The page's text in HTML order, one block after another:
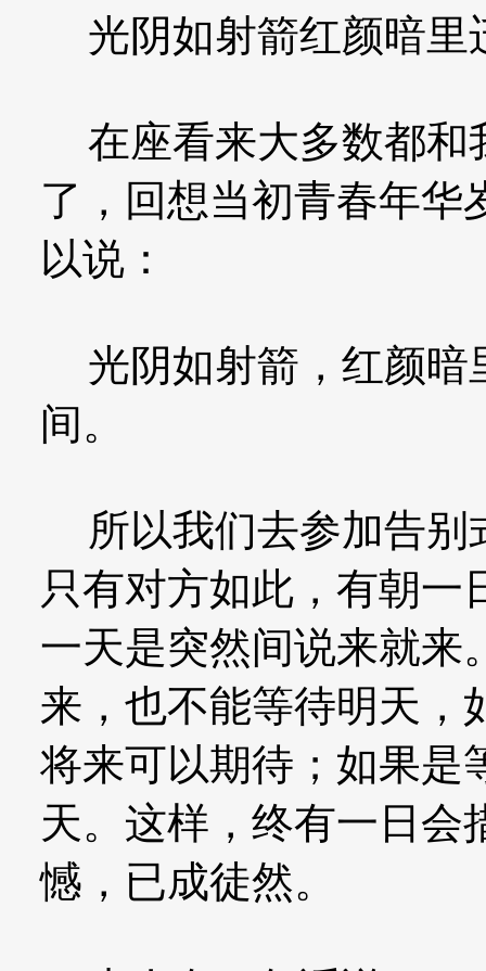
光阴如射箭红颜暗里
在座看来大多数都和
了，回想当初青春年华
以说：
光阴如射箭，红颜暗
间。
所以我们去参加告别
只有对方如此，有朝一
一天是突然间说来就来
来，也不能等待明天，
将来可以期待；如果是
天。这样，终有一日会
憾，已成徒然。